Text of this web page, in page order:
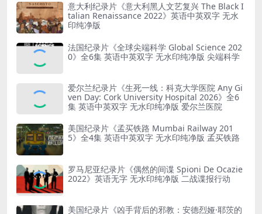
意大利纪录片《意大利黑人文艺复兴 The Black I
talian Renaissance 2022》英语中英双字 无水
印纯净版
法国纪录片《全球尖端科学 Global Science 202
0》全6集 英语中英双字 无水印纯净版 尖端科学
爱尔兰纪录片《生死一线：科克大学医院 Any Gi
ven Day: Cork University Hospital 2026》全6
集 英语中英双字 无水印纯净版 爱尔兰医院
美国纪录片《孟买铁路 Mumbai Railway 201
5》全4集 英语中英双字 无水印纯净版 孟买铁路
罗马尼亚纪录片《偶然的间谍 Spioni De Ocazie
2022》英语无字 无水印纯净版 二战谍报行动
美国纪录片《凶手背后的邪教：安德烈娅·耶茨的